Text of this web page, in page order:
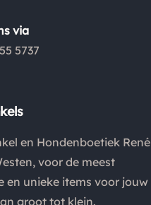
via
5737
en Hondenboetiek René
voor de meest
en unieke items voor jouw
groot tot klein.